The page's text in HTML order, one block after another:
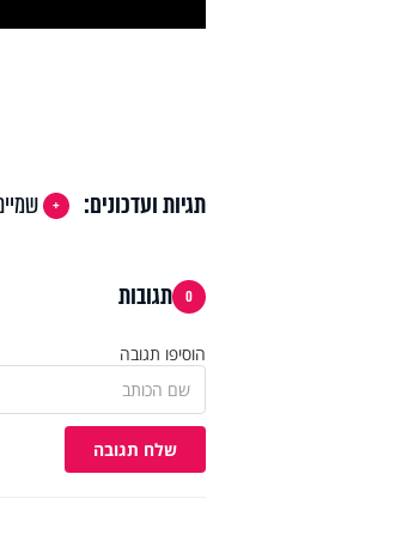
תגיות ועדכונים:
0 תגובות
הוסיפו תגובה
שלח תגובה